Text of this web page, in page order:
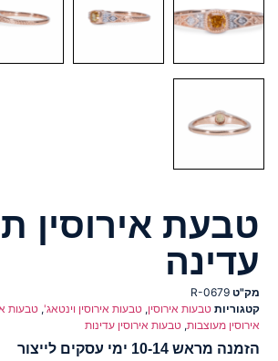
טבעת אירוסין
עדינה
מק"ט R-0679
קטגוריות טבעות אירוסין, טבעות אירוסין וינטאג', טבעות
אירוסין מעוצבות, טבעות אירוסין עדינות
הזמנה מראש 10-14 ימי עסקים לייצור